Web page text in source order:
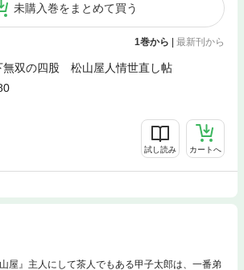
未購入巻をまとめて買う
1巻から | 最新刊から
無双の四股 松山屋人情世直し帖
試し読み カートへ
屋』主人にして茶人でもある甲子太郎は、一番弟